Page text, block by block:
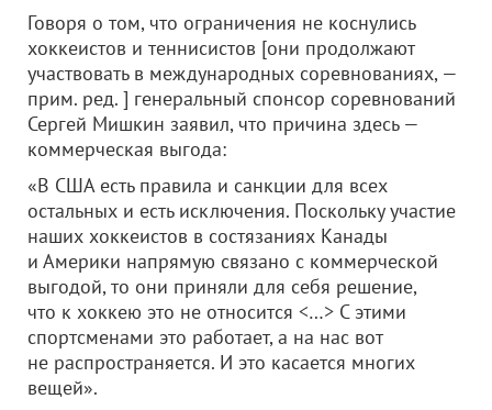
Говоря о том, что ограничения не коснулись
хоккеистов и теннисистов [они продолжают
участвовать в международных соревнованиях, —
прим. ред. ] генеральный спонсор соревнований
Сергей Мишкин заявил, что причина здесь —
коммерческая выгода:
«В США есть правила и санкции для всех
остальных и есть исключения. Поскольку участие
наших хоккеистов в состязаниях Канады
и Америки напрямую связано с коммерческой
выгодой, то они приняли для себя решение,
что к хоккею это не относится <…> С этими
спортсменами это работает, а на нас вот
не распространяется. И это касается многих
вещей».